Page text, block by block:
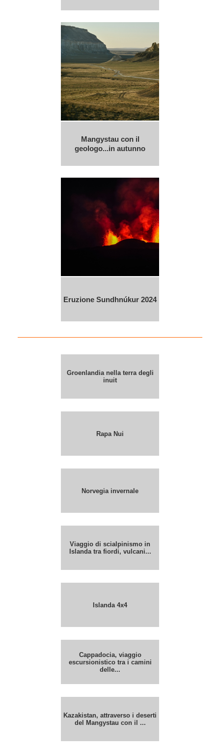
Mangystau con il
geologo...in autunno
Eruzione Sundhnúkur 2024
Groenlandia nella terra degli
inuit
Rapa Nui
Norvegia invernale
Viaggio di scialpinismo in
Islanda tra fiordi, vulcani...
Islanda 4x4
Cappadocia, viaggio
escursionistico tra i camini
delle...
Kazakistan, attraverso i deserti
del Mangystau con il ...